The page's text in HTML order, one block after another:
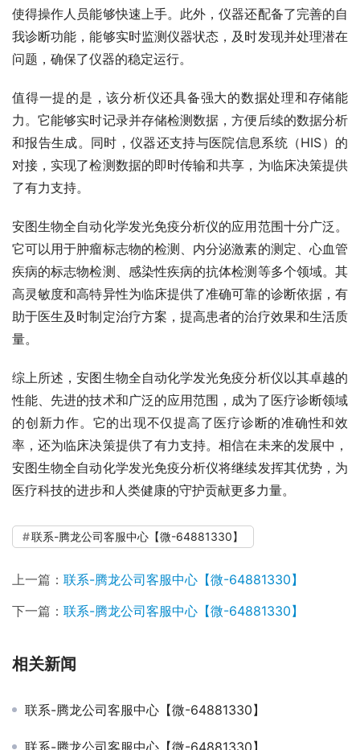
使得操作人员能够快速上手。此外，仪器还配备了完善的自
我诊断功能，能够实时监测仪器状态，及时发现并处理潜在
问题，确保了仪器的稳定运行。
值得一提的是，该分析仪还具备强大的数据处理和存储能
力。它能够实时记录并存储检测数据，方便后续的数据分析
和报告生成。同时，仪器还支持与医院信息系统（HIS）的
对接，实现了检测数据的即时传输和共享，为临床决策提供
了有力支持。
安图生物全自动化学发光免疫分析仪的应用范围十分广泛。
它可以用于肿瘤标志物的检测、内分泌激素的测定、心血管
疾病的标志物检测、感染性疾病的抗体检测等多个领域。其
高灵敏度和高特异性为临床提供了准确可靠的诊断依据，有
助于医生及时制定治疗方案，提高患者的治疗效果和生活质
量。
综上所述，安图生物全自动化学发光免疫分析仪以其卓越的
性能、先进的技术和广泛的应用范围，成为了医疗诊断领域
的创新力作。它的出现不仅提高了医疗诊断的准确性和效
率，还为临床决策提供了有力支持。相信在未来的发展中，
安图生物全自动化学发光免疫分析仪将继续发挥其优势，为
医疗科技的进步和人类健康的守护贡献更多力量。
联系-腾龙公司客服中心【微-64881330】
上一篇： 联系-腾龙公司客服中心【微-64881330】
下一篇： 联系-腾龙公司客服中心【微-64881330】
相关新闻
联系-腾龙公司客服中心【微-64881330】
联系-腾龙公司客服中心【微-64881330】